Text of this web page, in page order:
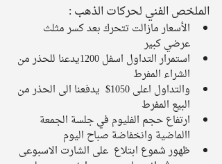
الملخص الفني لحركات الذهب :
الأسعار مازالت تتحرك بعد كسر مثلث
عرضي كبير
استمرار التداول اسفل 1200يدعنا للحذر من
الشراء المفرط
والتداول اعلى 1050$  يدفعنا الى الحذر من
البيع المفرط
ارتفاع حجم الفليوم في جلسة الجمعة
االماضية وانخفاضة صباح اليوم
ظهور شموع ابتلاع  على الشارت الاسبوعى